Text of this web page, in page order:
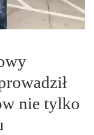
nie tylko